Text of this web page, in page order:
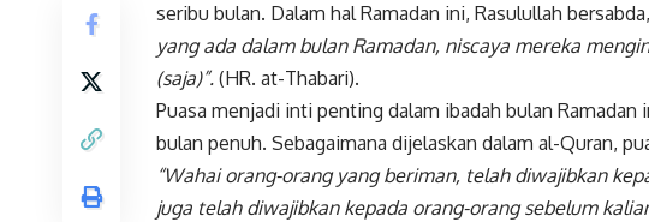
seribu bulan. Dalam hal Ramadan ini, Rasulullah bersabda,
yang ada dalam bulan Ramadan, niscaya mereka
(saja)”. (HR. at-Thabari).
Puasa menjadi inti penting dalam ibadah bulan
bulan penuh. Sebagaimana dijelaskan dalam al-Quran,
“Wahai orang-orang yang beriman, telah diwajibkan
juga telah diwajibkan kepada orang-orang sebelum